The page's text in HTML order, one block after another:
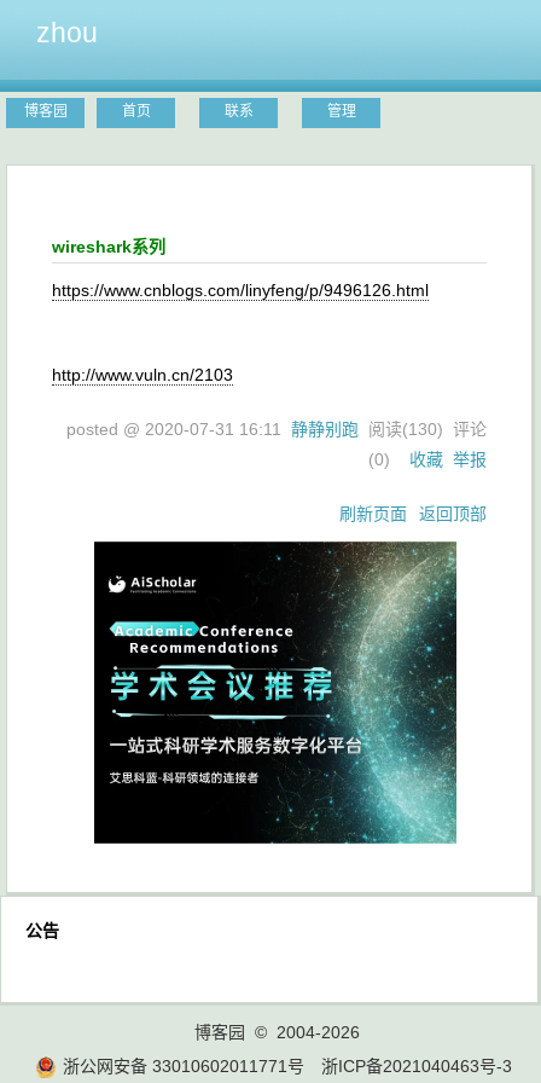
zhou
博客园 首页 联系 管理
wireshark系列
https://www.cnblogs.com/linyfeng/p/9496126.html
http://www.vuln.cn/2103
posted @ 2020-07-31 16:11 静静别跑 阅读(130) 评论
(0) 收藏 举报
刷新页面 返回顶部
公告
博客园
© 2004-2026
浙公网安备 33010602011771号
浙ICP备2021040463号-3